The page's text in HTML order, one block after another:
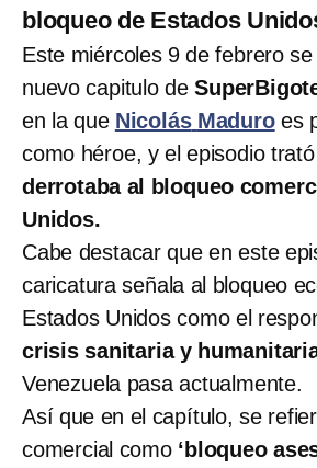
bloqueo de Estados
Este miércoles 9 de febrero
nuevo capitulo de
en la que Nicolás Maduroes
como héroe, y el episodio
derrotaba al bloqueo
Unidos.
Cabe destacar que en este
caricatura señala al bloqueo
Estados Unidos como el
crisis sanitaria y
Venezuela pasa actualmente.
Así que en el capítulo, se
comercial como ‘bloqueo